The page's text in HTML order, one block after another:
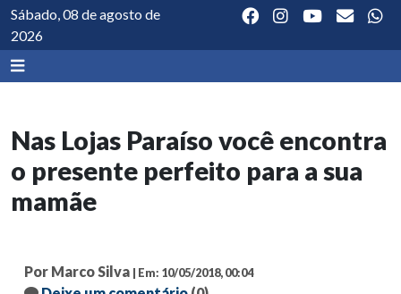
Sábado, 08 de agosto de
2026
Nas Lojas Paraíso você encontra
o presente perfeito para a sua
mamãe
Por Marco Silva | Em: 10/05/2018, 00:04